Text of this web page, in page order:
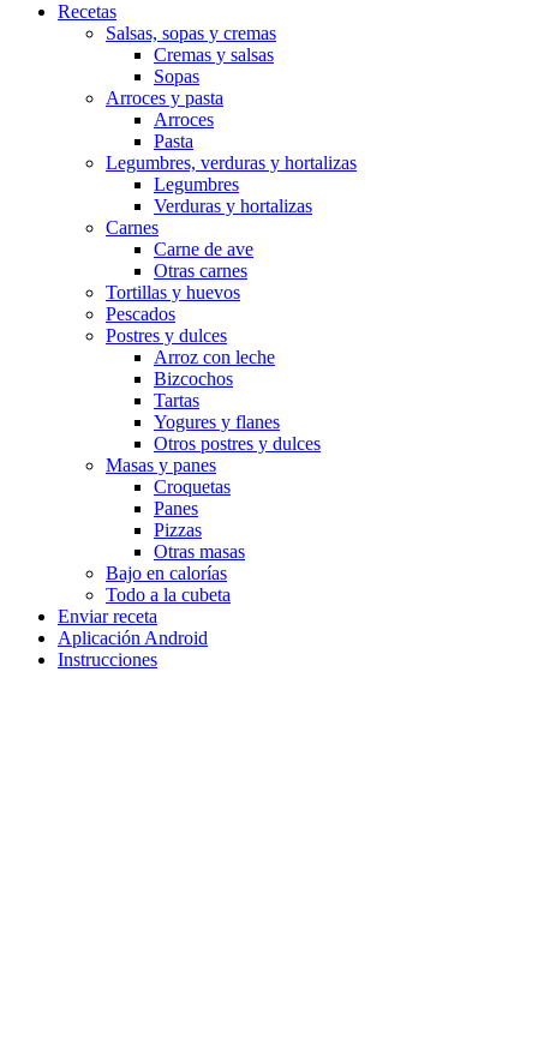
Recetas
Salsas, sopas y cremas
Cremas y salsas
Sopas
Arroces y pasta
Arroces
Pasta
Legumbres, verduras y hortalizas
Legumbres
Verduras y hortalizas
Carnes
Carne de ave
Otras carnes
Tortillas y huevos
Pescados
Postres y dulces
Arroz con leche
Bizcochos
Tartas
Yogures y flanes
Otros postres y dulces
Masas y panes
Croquetas
Panes
Pizzas
Otras masas
Bajo en calorías
Todo a la cubeta
Enviar receta
Aplicación Android
Instrucciones